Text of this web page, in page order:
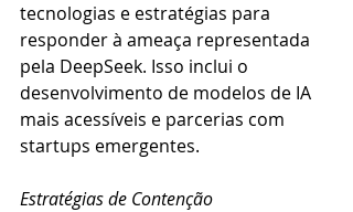
tecnologias e estratégias para
responder à ameaça representada
pela DeepSeek. Isso inclui o
desenvolvimento de modelos de IA
mais acessíveis e parcerias com
startups emergentes.
Estratégias de Contenção